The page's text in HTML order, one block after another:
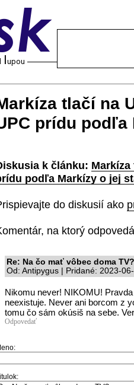
tlačí na
prídu
k článku: Markíza
podľa Markízy o jej
do diskusií ako
na ktorý
Re: Na čo mať vôbec doma TV?
Od: Antipygus | Pridané: 2023-
Nikomu never! NIKOMU!
neexistuje. Never ani borcom z
tomu čo sám okúsiš na sebe.
Odpovedať